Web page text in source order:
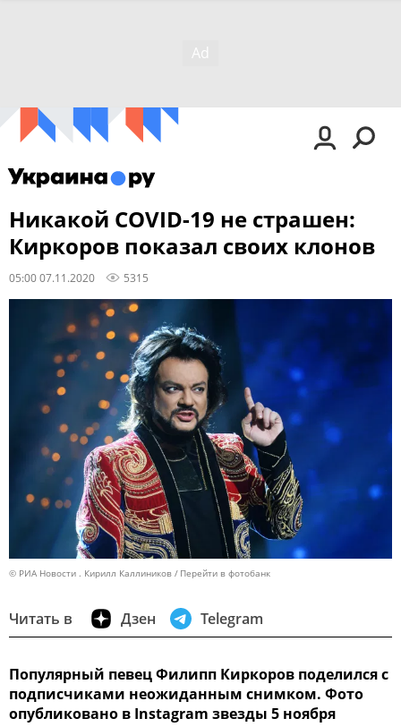
Никакой COVID-19 не страшен:
Киркоров показал своих клонов
05:00 07.11.2020 5315
© РИА Новости . Кирилл Каллиников Перейти в фотобанк
Читать в Дзен Telegram
Популярный певец Филипп Киркоров поделился с
подписчиками неожиданным снимком. Фото
опубликовано в Instagram звезды 5 ноября